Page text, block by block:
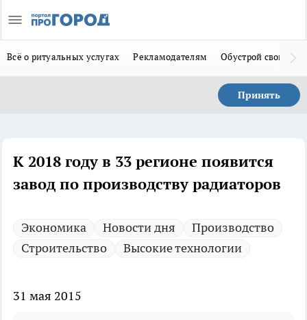
Всё о ритуальных услугах Рекламодателям Обустрой свой дом
Принять
К 2018 году в 33 регионе появится
завод по производству радиаторов
Экономика Новости дня
Производство
Строительство
Высокие технологии
31 мая 2015